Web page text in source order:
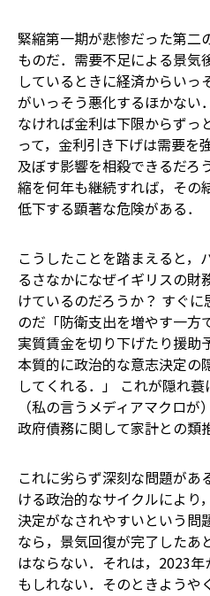
緊縮第一期が悲惨だった第二
ものだ．需要不足による景気
しているときに経済からい
がいっそう悪化するほかない
なければ金利は下限からずっ
って，金利引き下げは需要を
及ぼす影響を相殺できるだろ
縮を何年も継続すれば，その
低下する顕著な危険がある．
こうしたことを踏まえると，
るさなかになぜイギリスの財
けているのだろうか？ すぐ
のだ―――「防衛支出を増やす一
実質賃金を切り下げたり援助
本質的に政治的な意志決定の
してくれる．」 これが隠れ
（私の言うメディアマクロ
政府債務に関して家計との類
これに劣らず深刻な問題があ
ける政治的なサイクルにより
決定がなされやすいという問
なら，景気回復が完了したあ
はならない．それは，2023
もしれない．そのときようや